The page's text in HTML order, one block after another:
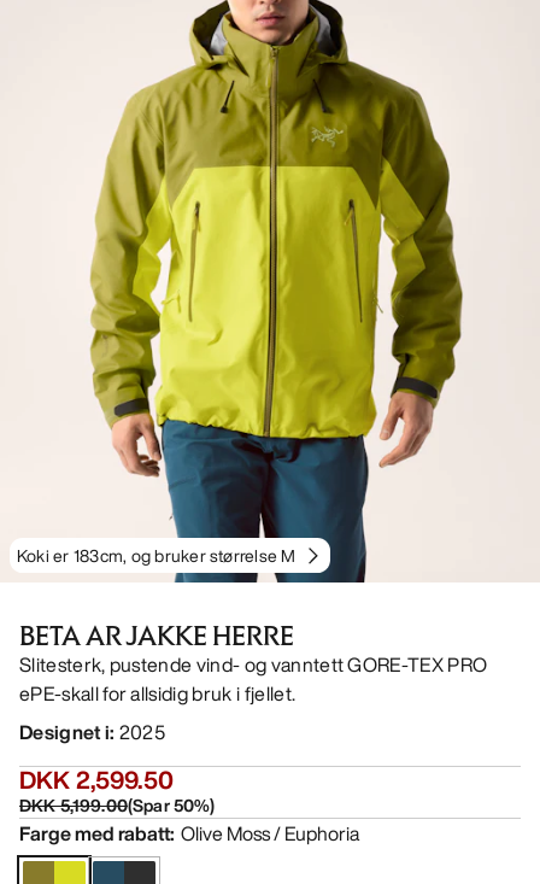
Koki er 183cm, og bruker størrelse M
BETA AR JAKKE HERRE
Slitesterk, pustende vind- og vanntett GORE-TEX PRO
ePE-skall for allsidig bruk i fjellet.
Designet i: 2025
DKK 2,599.50
DKK 5,199.00(Spar50%)
Farge med rabatt: Olive Moss / Euphoria